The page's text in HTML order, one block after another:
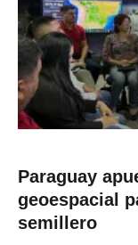
Paraguay
geoespacial
semillero